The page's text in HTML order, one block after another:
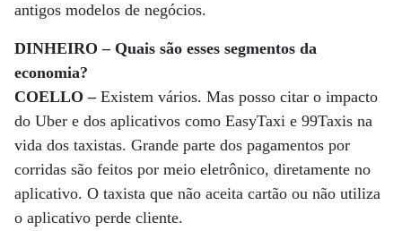
antigos modelos de negócios.
DINHEIRO – Quais são esses segmentos da
economia?
COELLO –Existem vários. Mas posso citar o impacto
do Uber e dos aplicativos como EasyTaxi e 99Taxis na
vida dos taxistas. Grande parte dos pagamentos por
corridas são feitos por meio eletrônico, diretamente no
aplicativo. O taxista que não aceita cartão ou não utiliza
o aplicativo perde cliente.